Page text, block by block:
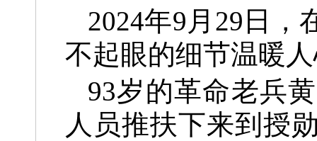
2024年9月29日，
不起眼的细节温暖
93岁的革命老兵
人员推扶下来到授